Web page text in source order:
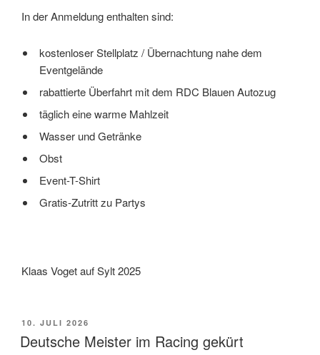
In der Anmeldung enthalten sind:
kostenloser Stellplatz / Übernachtung nahe dem
Eventgelände
rabattierte Überfahrt mit dem RDC Blauen Autozug
täglich eine warme Mahlzeit
Wasser und Getränke
Obst
Event-T-Shirt
Gratis-Zutritt zu Partys
Klaas Voget auf Sylt 2025
VERÖFFENTLICHT
AM
10. JULI 2026
Deutsche Meister im Racing gekürt